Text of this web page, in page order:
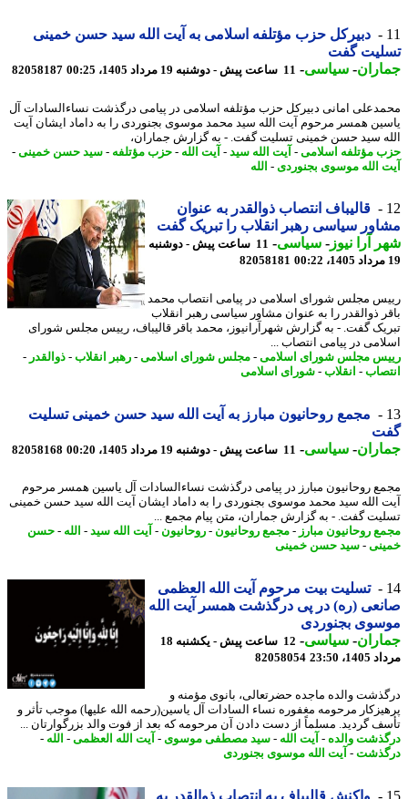
دبیرکل حزب مؤتلفه اسلامی به آیت الله سید حسن خمینی
گفت
- سیاسی-11 ساعت پیش - دوشنبه 19 مرداد 1405، 00:25 82058187
امانی دبیرکل حزب مؤتلفه اسلامی در پیامی درگذشت نساءالسادات آل
همسر مرحوم آیت الله سید محمد موسوی بجنوردی را به داماد ایشان آیت
سید حسن خمینی تسلیت گفت. - به گزارش جماران،
مؤتلفه اسلامی-آیت الله سید -آیت الله-حزب مؤتلفه-سید حسن خمینی-
الله موسوی بجنوردی-الله
قالیباف انتصاب ذوالقدر به عنوان
سیاسی رهبر انقلاب را تبریک گفت
آرا نیوز-سیاسی-
11 ساعت پیش - دوشنبه
82058181
مجلس شورای اسلامی در پیامی انتصاب محمد
ذوالقدر را به عنوان مشاور سیاسی رهبر انقلاب
گفت. - به گزارش شهرآرانیوز، محمد باقر قالیباف، رییس مجلس شورای
در پیامی انتصاب ...
مجلس شورای اسلامی-مجلس شورای اسلامی-رهبر انقلاب-ذوالقدر -
-انقلاب-شورای اسلامی
مجمع روحانیون مبارز به آیت الله سید حسن خمینی تسلیت
- سیاسی-11 ساعت پیش - دوشنبه 19 مرداد 1405، 00:20 82058168
روحانیون مبارز در پیامی درگذشت نساءالسادات آل یاسین همسر مرحوم
الله سید محمد موسوی بجنوردی را به داماد ایشان آیت الله سید حسن خمینی
گفت. - به گزارش جماران، متن پیام مجمع ...
روحانیون مبارز-مجمع روحانیون-روحانیون-آیت الله سید -الله-حسن
-سید حسن خمینی
تسلیت بیت مرحوم آیت الله العظمی
(ره) در پی درگذشت همسر آیت الله
بجنوردی
- سیاسی-
12 ساعت پیش - یکشنبه 18
23:50
82058054
والده ماجده حضرتعالی، بانوی مؤمنه و
مرحومه مغفوره نساء السادات آل یاسین(رحمه الله علیها) موجب تأثر و
گردید. مسلماً از دست دادن آن مرحومه که بعد از فوت والد بزرگوارتان ...
والده-آیت الله-سید مصطفی موسوی-آیت الله العظمی-الله-
-آیت الله موسوی بجنوردی
واکنش قالیباف به انتصاب ذوالقدر به